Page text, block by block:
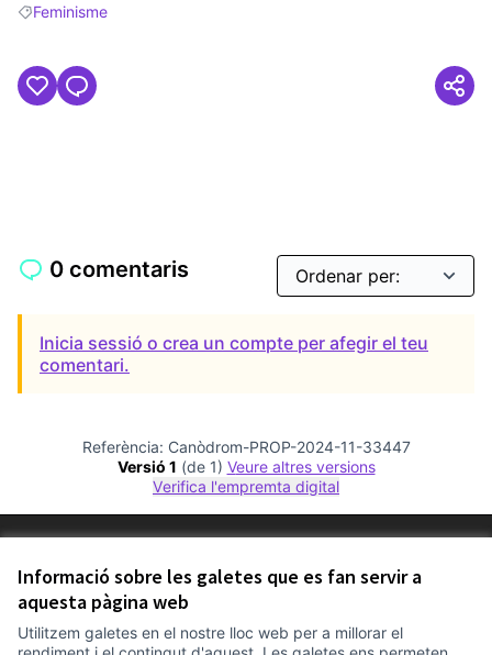
Informació sobre les galetes que es fan servir a
aquesta pàgina web
Utilitzem galetes en el nostre lloc web per a millorar el
Resultats en filtrar per: Feminisme
Feminisme
0 comentaris
Inicia sessió o crea un compte per afegir el teu
comentari.
Referència: Canòdrom-PROP-2024-11-33447
Versió 1 (de 1)
veure altres versions
Verifica l'empremta digital
Configuració de les galetes
Comunitat Canòdrom a Facebook
(Link externo)
Comunitat Canòdrom a Instagram
(Link externo)
Comunitat Canòdrom a YouTube
(Link externo)
Català
Triar la llenguaElegir el idioma